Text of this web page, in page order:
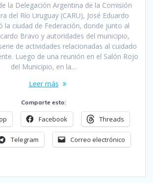
la Delegación Argentina de la Comisión
del Río Uruguay (CARU), José Eduardo
la ciudad de Federación, donde junto al
Bravo y autoridades del municipio,
de actividades relacionadas al cuidado
Luego de una reunión en el Salón Rojo
del Municipio, en la…
Leer más
Comparte esto:
Facebook Threads
Telegram Correo electrónico